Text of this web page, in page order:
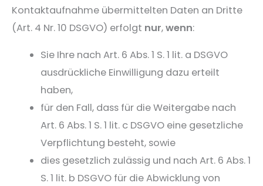
Kontaktaufnahme übermittelten Daten an Dritte
(Art. 4 Nr. 10 DSGVO) erfolgt nur,wenn:
Sie Ihre nach Art. 6 Abs. 1 S. 1 lit. a DSGVO
ausdrückliche Einwilligung dazu erteilt
haben,
für den Fall, dass für die Weitergabe nach
Art. 6 Abs. 1 S. 1 lit. c DSGVO eine gesetzliche
Verpflichtung besteht, sowie
dies gesetzlich zulässig und nach Art. 6 Abs. 1
S. 1 lit. b DSGVO für die Abwicklung von